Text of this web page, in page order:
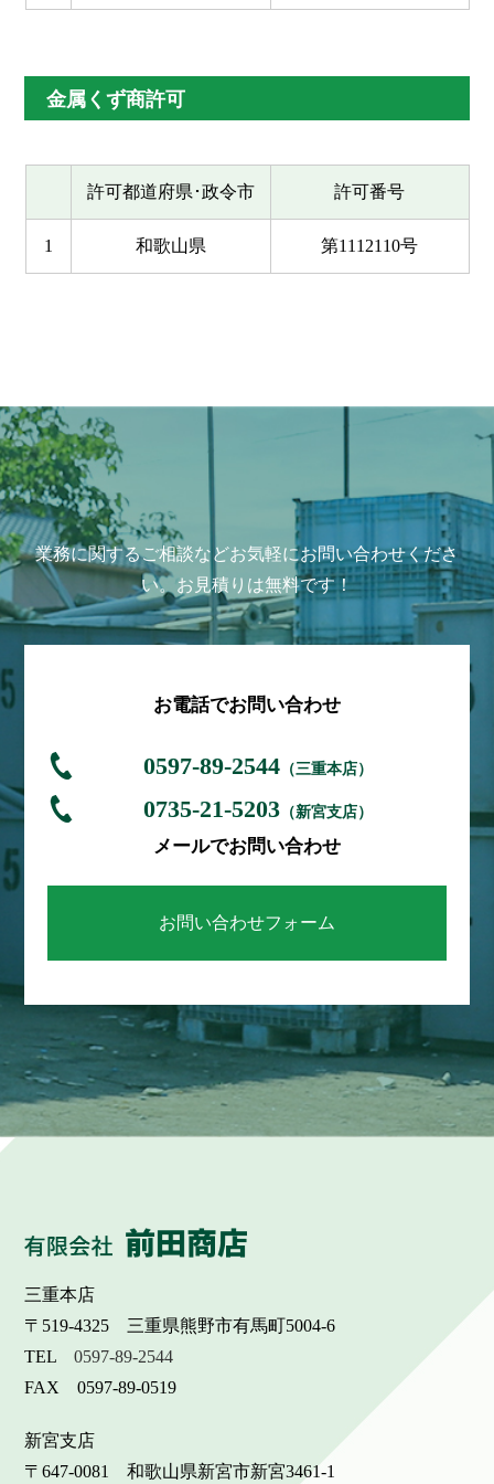
金属くず商許可
許可都道府県･政令市 許可番号
1 和歌山県 第1112110号
業務に関するご相談などお気軽にお問い合わせくださ
い。お見積りは無料です！
お電話でお問い合わせ
0597-89-2544 （三重本店）
0735-21-5203 （新宮支店）
メールでお問い合わせ
お問い合わせフォーム
三重本店
〒519-4325 三重県熊野市有馬町5004-6
TEL0597-89-2544
FAX 0597-89-0519
新宮支店
〒647-0081 和歌山県新宮市新宮3461-1